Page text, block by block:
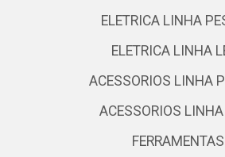
ELETRICA LINHA
ELETRICA LINHA
ACESSORIOS LINHA
ACESSORIOS LINHA
FERRAMENTAS